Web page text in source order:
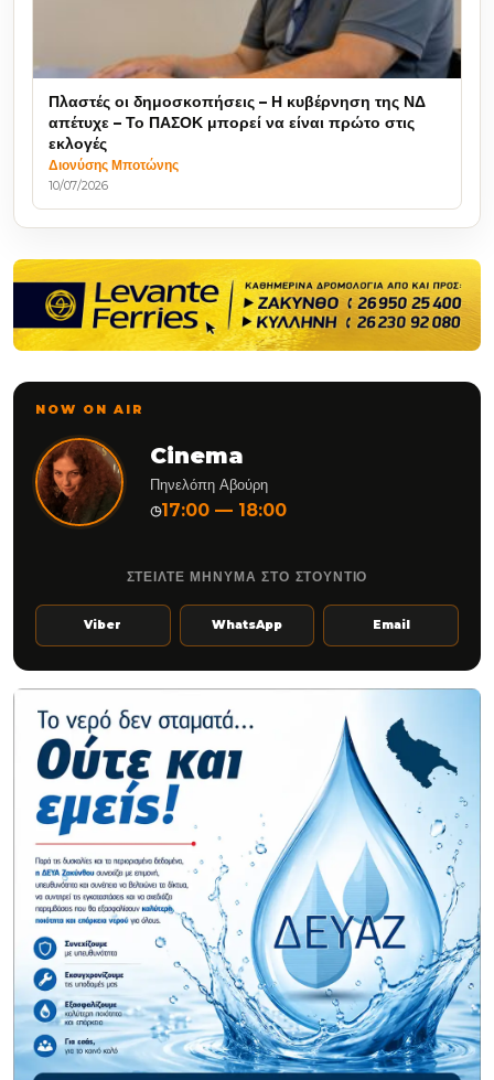
Πλαστές οι δημοσκοπήσεις – Η κυβέρνηση της ΝΔ
απέτυχε – Το ΠΑΣΟΚ μπορεί να είναι πρώτο στις
εκλογές
Διονύσης Μποτώνης
10/07/2026
NOW ON AIR
Cinema
Πηνελόπη Αβούρη
◷17:00 — 18:00
ΣΤΕΙΛΤΕ ΜΗΝΥΜΑ ΣΤΟ ΣΤΟΥΝΤΙΟ
Viber WhatsApp Email